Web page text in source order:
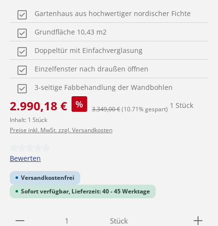
Gartenhaus aus hochwertiger nordischer Fichte
Grundfläche 10,43 m2
Doppeltür mit Einfachverglasung
Einzelfenster nach draußen öffnen
3-seitige Fabbehandlung der Wandbohlen
Verkaufspreis:
2.990,18 € % Regulärer Preis:
3.349,00 €(10.71% gespart) 1 Stück
Inhalt: 1 Stück
Preise inkl. MwSt. zzgl. Versandkosten
Durchschnittliche Bewertung von 0 von 5 Sternen
Bewerten
Versandkostenfrei
Sofort verfügbar, Lieferzeit: 40 - 45 Werktage
Produkt Anzahl: Gib den gewünschten Wert ein
Stück